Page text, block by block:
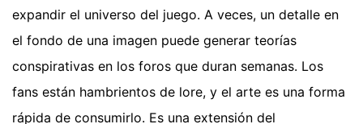
expandir el universo del juego. A veces, un detalle en
el fondo de una imagen puede generar teorías
conspirativas en los foros que duran semanas. Los
fans están hambrientos de lore, y el arte es una forma
rápida de consumirlo. Es una extensión del